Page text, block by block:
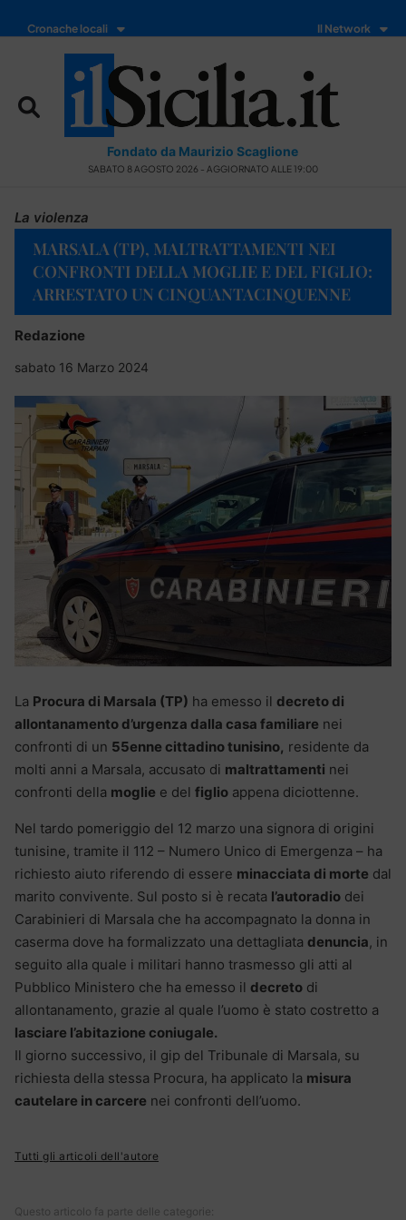
Cronache locali Il Network
Fondato da Maurizio Scaglione
SABATO 8 AGOSTO 2026 - AGGIORNATO ALLE 19:00
La violenza
MARSALA (TP), MALTRATTAMENTI NEI
CONFRONTI DELLA MOGLIE E DEL FIGLIO:
ARRESTATO UN CINQUANTACINQUENNE
Redazione
sabato 16 Marzo 2024
La Procura di Marsala (TP) ha emesso il decreto di
allontanamento d’urgenza dalla casa familiare nei
confronti di un 55enne cittadino tunisino, residente da
molti anni a Marsala, accusato di maltrattamenti nei
confronti della moglie e del figlio appena diciottenne.
Nel tardo pomeriggio del 12 marzo una signora di origini
tunisine, tramite il 112 – Numero Unico di Emergenza – ha
richiesto aiuto riferendo di essere minacciata di morte dal
marito convivente. Sul posto si è recata l’autoradio dei
Carabinieri di Marsala che ha accompagnato la donna in
caserma dove ha formalizzato una dettagliata denuncia, in
seguito alla quale i militari hanno trasmesso gli atti al
Pubblico Ministero che ha emesso il decreto di
allontanamento, grazie al quale l’uomo è stato costretto a
lasciare l’abitazione coniugale.
Il giorno successivo, il gip del Tribunale di Marsala, su
richiesta della stessa Procura, ha applicato la misura
cautelare in carcere nei confronti dell’uomo.
Tutti gli articoli dell'autore
Questo articolo fa parte delle categorie: